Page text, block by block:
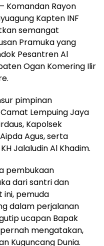
Komandan Rayon
Kapten INF
semangat
Pramuka yang
Pesantren Al
Ogan Komering Ilir
pimpinan
Lempuing Jaya
Kapolsek
Agus, serta
Jalaludin Al Khadim.
pembukaan
dari santri dan
ini, pemuda
dalam perjalanan
ucapan Bapak
mengatakan,
Kuguncang Dunia.